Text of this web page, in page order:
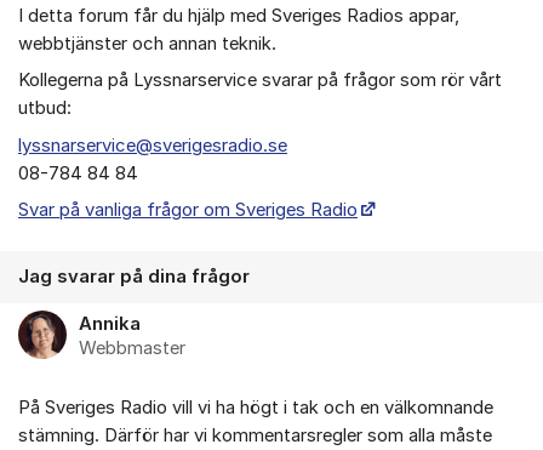
I detta forum får du hjälp med Sveriges Radios appar,
webbtjänster och annan teknik.
Kollegerna på Lyssnarservice svarar på frågor som rör vårt
utbud:
lyssnarservice@sverigesradio.se
08-784 84 84
Svar på vanliga frågor om Sveriges Radio
Jag svarar på dina frågor
Annika
Webbmaster
På Sveriges Radio vill vi ha högt i tak och en välkomnande
stämning. Därför har vi kommentarsregler som alla måste